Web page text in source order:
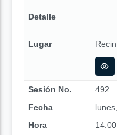
Detalle
Lugar
Sesión No.
492
Fecha
Hora
14:00